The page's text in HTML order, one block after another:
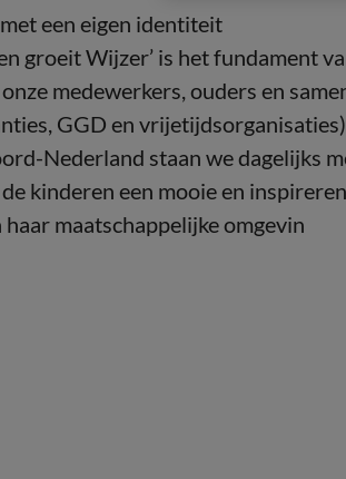
een eigen identiteit
groeit Wijzer’ is het fundament
medewerkers, ouders en
GGD en
Nederland staan we dagelijks
kinderen een mooie en
maatschappelijke omgevin